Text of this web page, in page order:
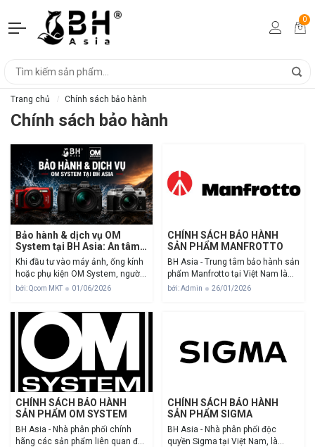
0
Trang chủ Chính sách bảo hành
Chính sách bảo hành
Bảo hành & dịch vụ OM
System tại BH Asia: An tâm
mua sắm
Khi đầu tư vào máy ảnh, ống kính
hoặc phụ kiện OM System, người
dùng không chỉ quan tâm đến
chống chịu thời tiết hay độ nhỏ
gọn của...
bởi: Qcom MKT 01/06/2026
CHÍNH SÁCH BẢO HÀNH
SẢN PHẨM MANFROTTO
BH Asia - Trung tâm bảo hành sản
phẩm Manfrotto tại Việt Nam là
đơn vị nhập khẩu, phân phối chính
bởi: Admin 26/01/2026
CHÍNH SÁCH BẢO HÀNH
SẢN PHẨM OM SYSTEM
BH Asia - Nhà phân phối chính
hãng các sản phẩm liên quan đến
CHÍNH SÁCH BẢO HÀNH
SẢN PHẨM SIGMA
BH Asia - Nhà phân phối độc
quyền Sigma tại Việt Nam, là